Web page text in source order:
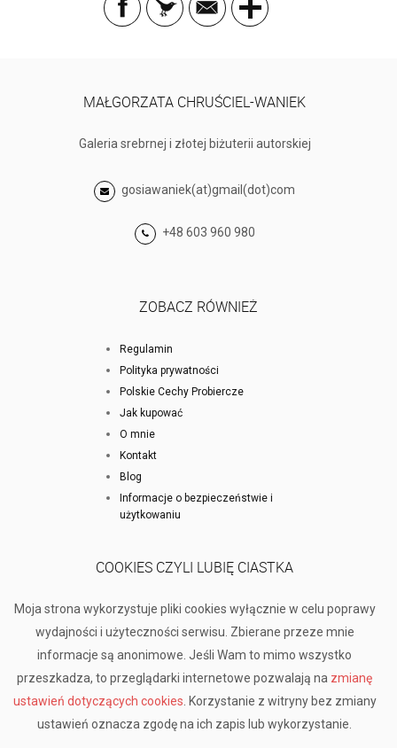
MAŁGORZATA CHRUŚCIEL-WANIEK
Galeria srebrnej i złotej biżuterii autorskiej
gosiawaniek(at)gmail(dot)com
+48 603 960 980
ZOBACZ RÓWNIEŻ
Regulamin
Polityka prywatności
Polskie Cechy Probiercze
Jak kupować
O mnie
Kontakt
Blog
Informacje o bezpieczeństwie i
użytkowaniu
COOKIES CZYLI LUBIĘ CIASTKA
Moja strona wykorzystuje pliki cookies wyłącznie w celu poprawy
wydajności i użyteczności serwisu. Zbierane przeze mnie
informacje są anonimowe. Jeśli Wam to mimo wszystko
przeszkadza, to przeglądarki internetowe pozwalają na zmianę
ustawień dotyczących cookies . Korzystanie z witryny bez zmiany
ustawień oznacza zgodę na ich zapis lub wykorzystanie.